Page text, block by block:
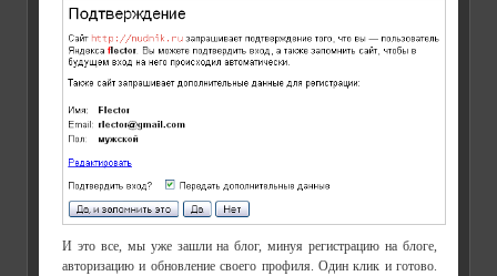
И это все, мы уже зашли на блог, минуя регистрацию на блоге,
авторизацию и обновление своего профиля. Один клик и готово.